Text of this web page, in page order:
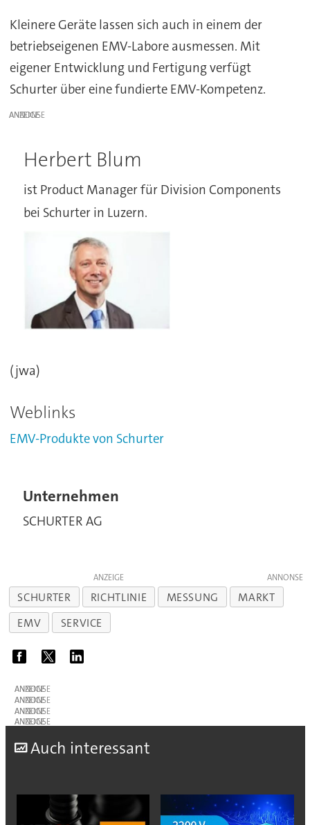
Kleinere Geräte lassen sich auch in einem der
betriebseigenen EMV-Labore ausmessen. Mit
eigener Entwicklung und Fertigung verfügt
Schurter über eine fundierte EMV-Kompetenz.
ANZEIGE
Herbert Blum
ist Product Manager für Division Components
bei Schurter in Luzern.
(jwa)
Weblinks
EMV-Produkte von Schurter
Unternehmen
SCHURTER AG
ANZEIGE
SCHURTER RICHTLINIE MESSUNG
MARKT
EMV
SERVICE
ANZEIGE
ANZEIGE
ANZEIGE
ANZEIGE
Auch interessant